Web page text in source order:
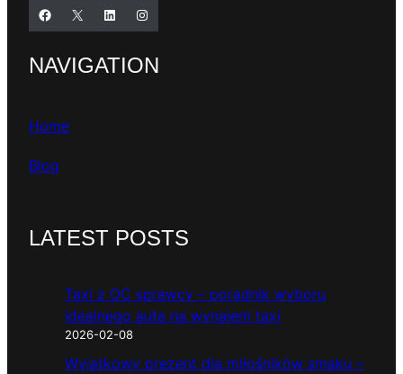
Facebook X LinkedIn Instagram
NAVIGATION
Home
Blog
LATEST POSTS
Taxi z OC sprawcy – poradnik wyboru
idealnego auta na wynajem taxi
2026-02-08
Wyjątkowy prezent dla miłośników smaku –